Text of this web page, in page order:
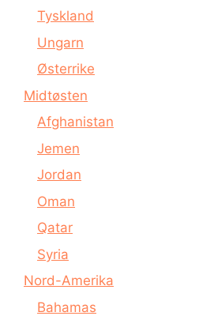
Tyskland
Ungarn
Østerrike
Midtøsten
Afghanistan
Jemen
Jordan
Oman
Qatar
Syria
Nord-Amerika
Bahamas